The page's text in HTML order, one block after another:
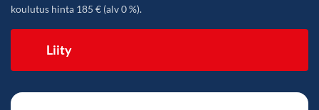
koulutus hinta 185 € (alv 0 %).
Liity